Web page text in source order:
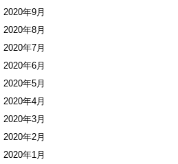
2020年9月
2020年8月
2020年7月
2020年6月
2020年5月
2020年4月
2020年3月
2020年2月
2020年1月